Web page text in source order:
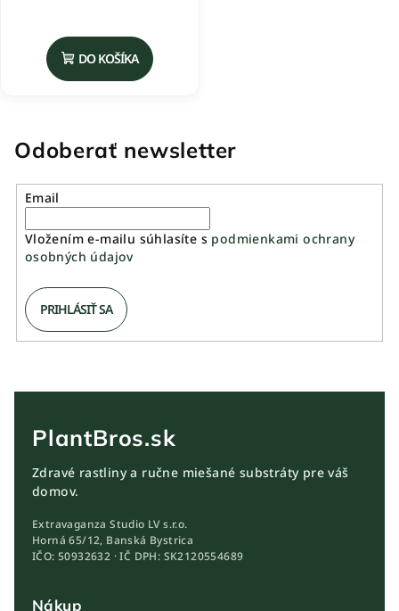
DO KOŠÍKA
Odoberať newsletter
Email
Vložením e-mailu súhlasíte s podmienkami ochrany
osobných údajov
PRIHLÁSIŤ SA
PlantBros.sk
Zdravé rastliny a ručne miešané substráty pre váš
domov.
Extravaganza Studio LV s.r.o.
Horná 65/12, Banská Bystrica
IČO: 50932632 · IČ DPH: SK2120554689
Nákup